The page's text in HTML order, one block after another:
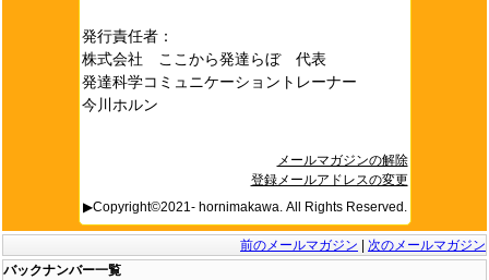
発行責任者：
株式会社 ここから発達らぼ 代表
発達科学コミュニケーショントレーナー
今川ホルン
メールマガジンの解除
登録メールアドレスの変更
▶Copyright©2021- hornimakawa. All Rights Reserved.
前のメールマガジン
次のメールマガジン
バックナンバー一覧